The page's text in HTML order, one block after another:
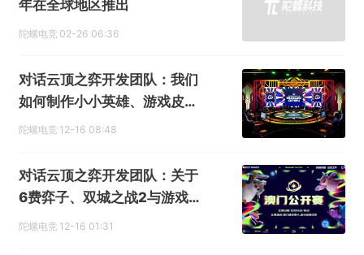
年在全球地区推出
陀螺电竞 02-26 06:36
对话云顶之弈开发团队：我们
如何制作小小英雄、游戏皮肤
和游戏特效
陀螺电竞 12-16 08:48
对话云顶之弈开发团队：关于
6费弈子、双城之战2与游戏机
制
陀螺电竞 12-16 01:31